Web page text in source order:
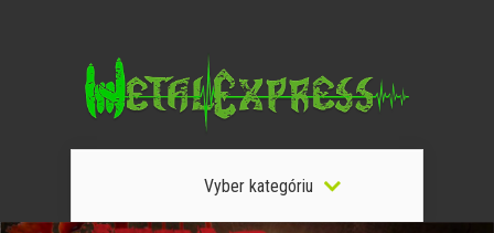
Vyber kategóriu